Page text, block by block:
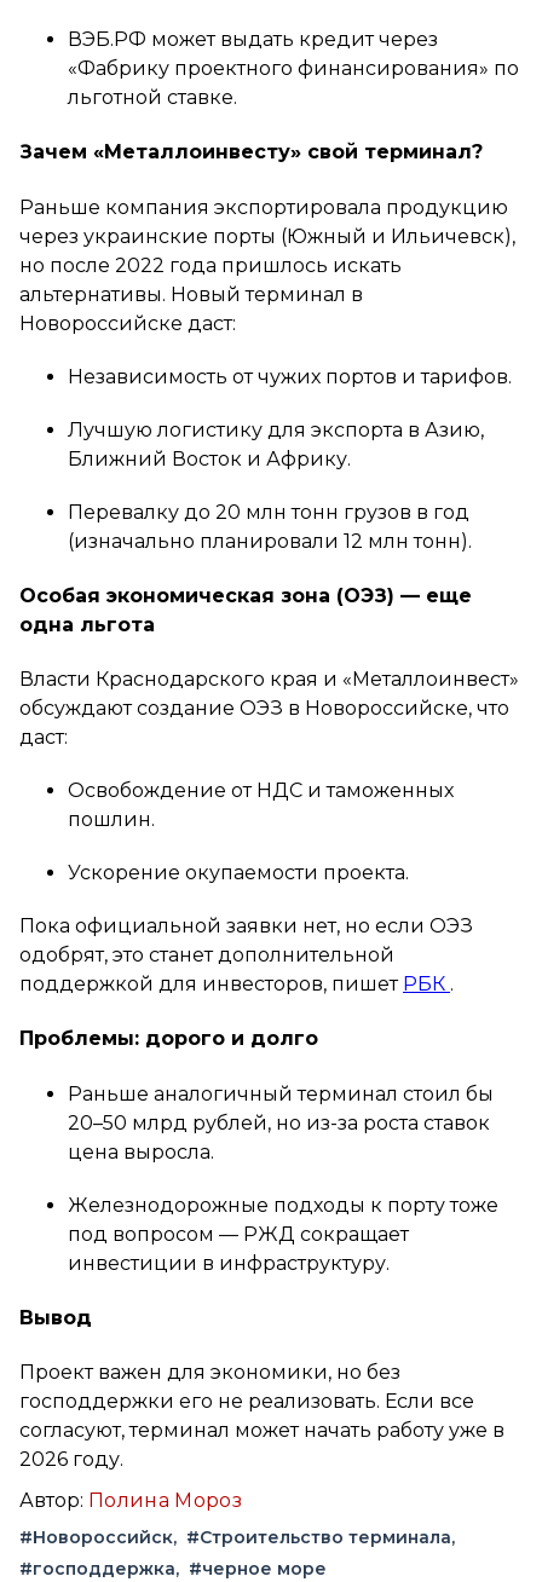
ВЭБ.РФ может выдать кредит через
«Фабрику проектного финансирования» по
льготной ставке.
Зачем «Металлоинвесту» свой терминал?
Раньше компания экспортировала продукцию
через украинские порты (Южный и Ильичевск),
но после 2022 года пришлось искать
альтернативы. Новый терминал в
Новороссийске даст:
Независимость от чужих портов и тарифов.
Лучшую логистику для экспорта в Азию,
Ближний Восток и Африку.
Перевалку до 20 млн тонн грузов в год
(изначально планировали 12 млн тонн).
Особая экономическая зона (ОЭЗ) — еще
одна льгота
Власти Краснодарского края и «Металлоинвест»
обсуждают создание ОЭЗ в Новороссийске, что
даст:
Освобождение от НДС и таможенных
пошлин.
Ускорение окупаемости проекта.
Пока официальной заявки нет, но если ОЭЗ
одобрят, это станет дополнительной
поддержкой для инвесторов, пишет РБК .
Проблемы: дорого и долго
Раньше аналогичный терминал стоил бы
20–50 млрд рублей, но из-за роста ставок
цена выросла.
Железнодорожные подходы к порту тоже
под вопросом — РЖД сокращает
инвестиции в инфраструктуру.
Вывод
Проект важен для экономики, но без
господдержки его не реализовать. Если все
согласуют, терминал может начать работу уже в
2026 году.
Автор: Полина Мороз
#Новороссийск
#Строительство терминала
#господдержка
#черное море